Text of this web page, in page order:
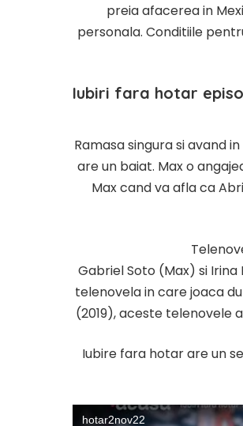
preia afacerea in
personala. Conditiile
Iubiri fara hotar
Ramasa singura si avand
are un baiat. Max o
Max cand va afla ca
Gabriel Soto (Max) si
telenovela in care joaca
(2019), aceste telenovele
Iubire fara hotar are un